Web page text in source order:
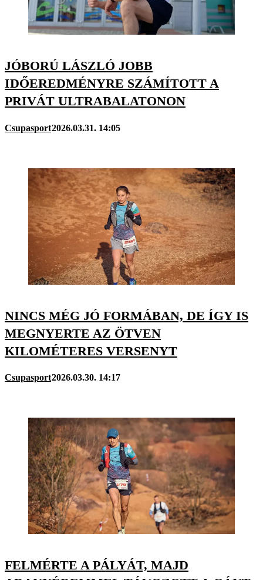
JÓBORÚ LÁSZLÓ JOBB
IDŐEREDMÉNYRE SZÁMÍTOTT A
PRIVÁT ULTRABALATONON
Csupasport2026.03.31. 14:05
NINCS MÉG JÓ FORMÁBAN, DE ÍGY IS
MEGNYERTE AZ ÖTVEN
KILOMÉTERES VERSENYT
Csupasport2026.03.30. 14:17
FELMÉRTE A PÁLYÁT, MAJD